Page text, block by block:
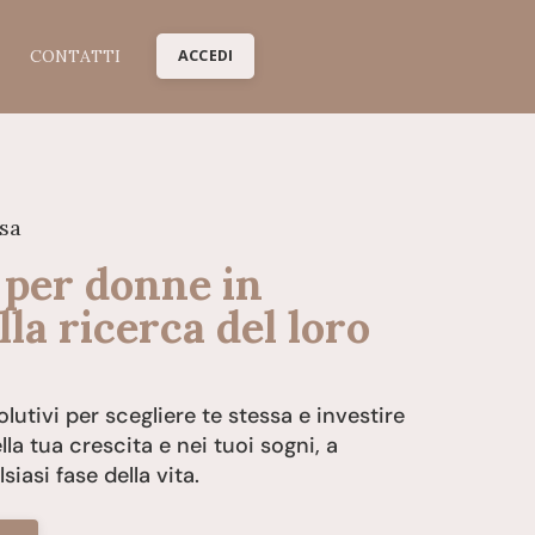
CONTATTI ACCEDI
donne in
ricerca del loro
per scegliere te stessa e investire
tua crescita e nei tuoi sogni, a
fase della vita.